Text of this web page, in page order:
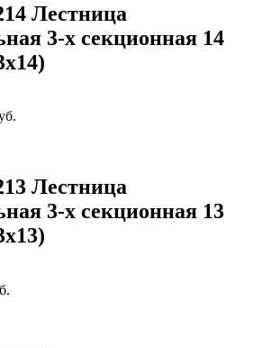
Лестница
3-х секционная 14
Лестница
3-х секционная 13